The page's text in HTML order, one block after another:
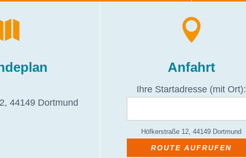

44149 Dortmund

Anfahrt
Ihre Startadresse (mit Ort):
ROUTE AUFRUFEN